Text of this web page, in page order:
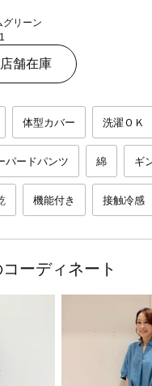
グリーン
店舗在庫
体型カバー 洗濯ＯＫ
パードパンツ 綿 ギ
機能付き 接触冷感
ーディネート